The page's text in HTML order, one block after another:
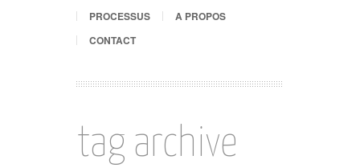
PROCESSUS
A PROPOS
CONTACT
tag archive